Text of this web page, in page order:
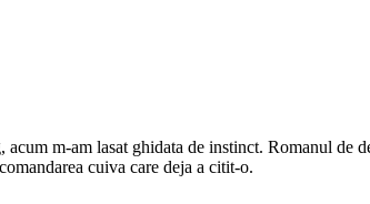
m-am lasat ghidata de instinct. Romanul de
cuiva care deja a citit-o.